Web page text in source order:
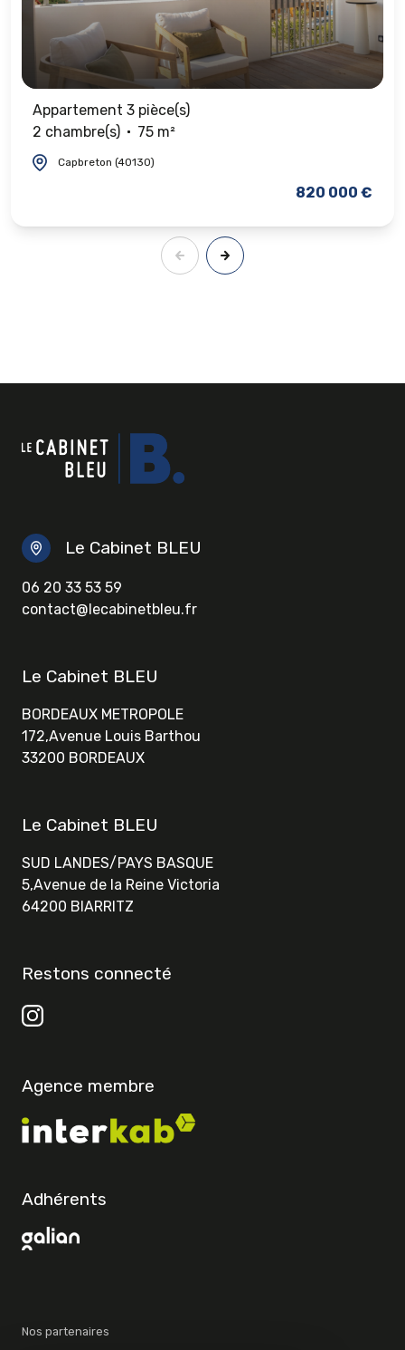
Appartement 3 pièce(s)
2 chambre(s)
75 m²
Capbreton (40130)
820 000 €
Le Cabinet BLEU
06 20 33 53 59
contact@lecabinetbleu.fr
Le Cabinet BLEU
BORDEAUX METROPOLE
172,Avenue Louis Barthou
33200 BORDEAUX
Le Cabinet BLEU
SUD LANDES/PAYS BASQUE
5,Avenue de la Reine Victoria
64200 BIARRITZ
Restons connecté
Agence membre
Adhérents
Nos partenaires